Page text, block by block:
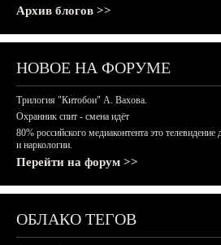
Архив блогов >>
НОВОЕ НА ФОРУМЕ
Трилогия "Китобои" А. Вахова.
Охранник спит - смена идёт
80% российского медиаконтента это телевидение
и наркологии.
Перейти на форум >>
ОБЛАКО ТЕГОВ